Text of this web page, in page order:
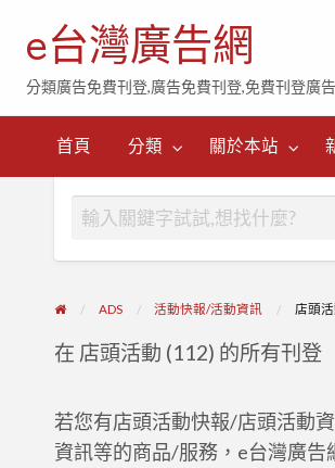
e台灣廣告網
分類廣告免費刊登,廣告免費刊登,免費刊登廣告
首頁 分類 關於本站
ADS 活動快報/活動資訊 店頭
在 店頭活動 (112) 的所有刊登
若您有店頭活動快報/店頭活動
資訊等的商品/服務，e台灣廣告